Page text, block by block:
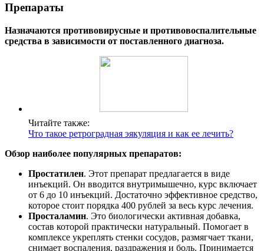
Препараты
Назначаются противовирусные и противовоспалительные
средства в зависимости от поставленного диагноза.
Читайте также:
Что такое ретроградная эякуляция и как ее лечить?
Обзор наиболее популярных препаратов:
Простатилен. Этот препарат предлагается в виде
инъекций. Он вводится внутримышечно, курс включает
от 6 до 10 инъекций. Достаточно эффективное средство,
которое стоит порядка 400 рублей за весь курс лечения.
Просталамин. Это биологически активная добавка,
состав которой практически натуральный. Помогает в
комплексе укреплять стенки сосудов, размягчает ткани,
снимает воспаления, раздражения и боль. Принимается